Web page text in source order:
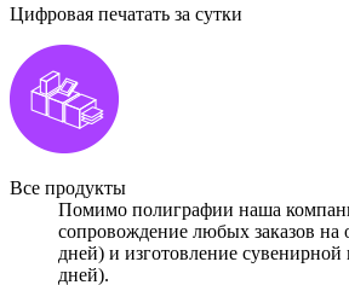
Цифровая печатать за сутки
Все продукты
Помимо полиграфии наша
сопровождение любых заказов на
дней) и изготовление
дней).